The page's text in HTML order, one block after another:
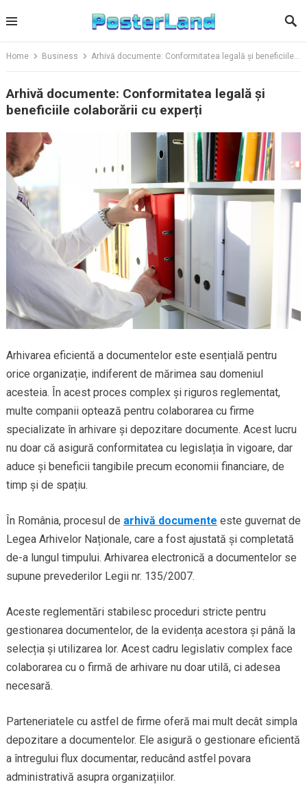
to
Home Business Arhivă documente: Conformitatea legală și beneficiile colaborării cu experți
Arhivă documente: Conformitatea legală și
beneficiile colaborării cu experți
Arhivarea eficientă a documentelor este esențială pentru
orice organizație, indiferent de mărimea sau domeniul
acesteia. În acest proces complex și riguros reglementat,
multe companii optează pentru colaborarea cu firme
specializate în arhivare și depozitare documente. Acest lucru
nu doar că asigură conformitatea cu legislația în vigoare, dar
aduce și beneficii tangibile precum economii financiare, de
timp și de spațiu.
În România, procesul de arhivă documente este guvernat de
Legea Arhivelor Naționale, care a fost ajustată și completată
de-a lungul timpului. Arhivarea electronică a documentelor se
supune prevederilor Legii nr. 135/2007.
Aceste reglementări stabilesc proceduri stricte pentru
gestionarea documentelor, de la evidența acestora și până la
selecția și utilizarea lor. Acest cadru legislativ complex face
colaborarea cu o firmă de arhivare nu doar utilă, ci adesea
necesară.
Parteneriatele cu astfel de firme oferă mai mult decât simpla
depozitare a documentelor. Ele asigură o gestionare eficientă
a întregului flux documentar, reducând astfel povara
administrativă asupra organizațiilor.